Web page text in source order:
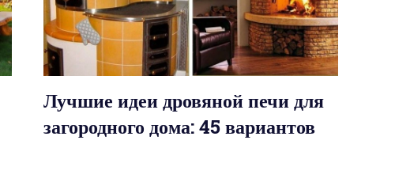
Лучшие идеи дровяной печи для
загородного дома: 45 вариантов